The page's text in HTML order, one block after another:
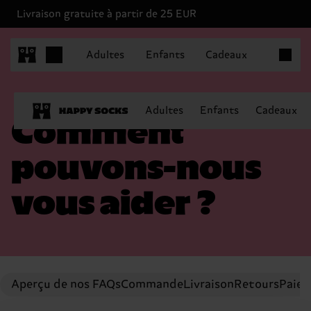
Livraison gratuite à partir de 25 EUR
Adultes Enfants Cadeaux
Adultes Enfants Cadeaux
Comment
pouvons-nous
vous aider ?
Aperçu de nos FAQsCommandeLivraisonRetours